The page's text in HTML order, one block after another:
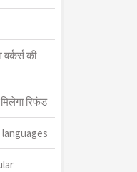
की
रिफंड